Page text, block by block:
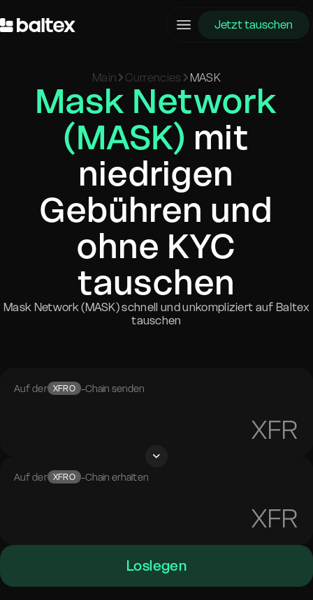
Jetzt tauschen
Main Currencies MASK
Mask Network
(MASK) mit
niedrigen
Gebühren und
ohne KYC
tauschen
Mask Network (MASK) schnell und unkompliziert auf Baltex
tauschen
Auf der XFRO -Chain senden
XFR
Auf der XFRO -Chain erhalten
XFR
Loslegen